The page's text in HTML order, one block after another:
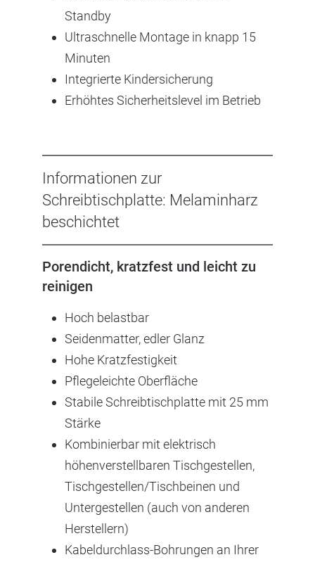
Standby
Ultraschnelle Montage in knapp 15
Minuten
Integrierte Kindersicherung
Erhöhtes Sicherheitslevel im Betrieb
Informationen zur
Schreibtischplatte: Melaminharz
beschichtet
Porendicht, kratzfest und leicht zu
reinigen
Hoch belastbar
Seidenmatter, edler Glanz
Hohe Kratzfestigkeit
Pflegeleichte Oberfläche
Stabile Schreibtischplatte mit 25 mm
Stärke
Kombinierbar mit elektrisch
höhenverstellbaren Tischgestellen,
Tischgestellen/Tischbeinen und
Untergestellen (auch von anderen
Herstellern)
Kabeldurchlass-Bohrungen an Ihrer